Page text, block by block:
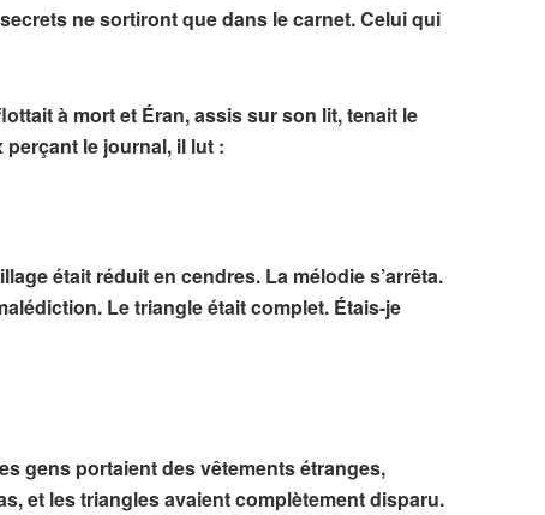
ne sortiront que dans le carnet. Celui qui
à mort et Éran, assis sur son lit, tenait le
perçant le journal, il lut :
était réduit en cendres. La mélodie s’arrêta.
Le triangle était complet. Étais-je
gens portaient des vêtements étranges,
et les triangles avaient complètement disparu.